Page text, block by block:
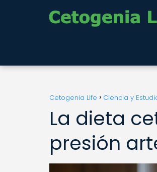
Cetogenia Life Ciencia y
La dieta
presión